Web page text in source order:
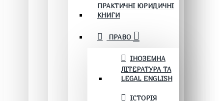
ПРАКТИЧНІ ЮРИДИЧНІ
КНИГИ
ПРАВО
ІНОЗЕМНА
ЛІТЕРАТУРА ТА
LEGAL ENGLISH
ІСТОРІЯ